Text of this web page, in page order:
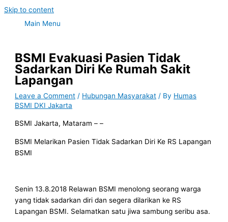
Skip to content
Main Menu
BSMI Evakuasi Pasien Tidak
Sadarkan Diri Ke Rumah Sakit
Lapangan
Leave a Comment / Hubungan Masyarakat / By Humas
BSMI DKI Jakarta
BSMI Jakarta, Mataram – –
BSMI Melarikan Pasien Tidak Sadarkan Diri Ke RS Lapangan
BSMI
Senin 13.8.2018 Relawan BSMI menolong seorang warga
yang tidak sadarkan diri dan segera dilarikan ke RS
Lapangan BSMI. Selamatkan satu jiwa sambung seribu asa.